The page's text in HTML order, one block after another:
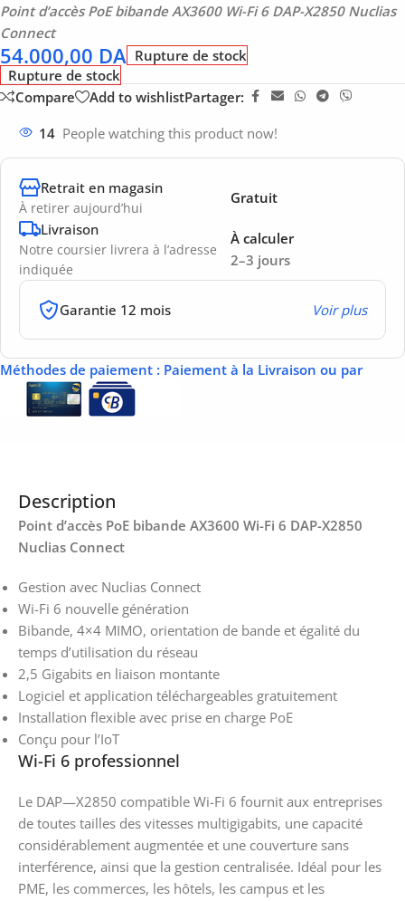
Point d’accès PoE bibande AX3600 Wi-Fi 6 DAP-X2850 Nuclias
Connect
54.000,00 DA Rupture de stock
Rupture de stock
Compare
Add to wishlistPartager:
14 People watching this product now!
Retrait en magasin
À retirer aujourd’hui
Gratuit
Livraison
Notre coursier livrera à l’adresse
indiquée
2–3 jours
À calculer
Garantie 12 mois Voir plus
Méthodes de paiement : Paiement à la Livraison ou par
Description
Point d’accès PoE bibande AX3600 Wi-Fi 6 DAP-X2850
Nuclias Connect
Gestion avec Nuclias Connect
Wi-Fi 6 nouvelle génération
Bibande, 4×4 MIMO, orientation de bande et égalité du
temps d’utilisation du réseau
2,5 Gigabits en liaison montante
Logiciel et application téléchargeables gratuitement
Installation flexible avec prise en charge PoE
Conçu pour l’IoT
Wi-Fi 6 professionnel
Le DAP—X2850 compatible Wi-Fi 6 fournit aux entreprises
de toutes tailles des vitesses multigigabits, une capacité
considérablement augmentée et une couverture sans
interférence, ainsi que la gestion centralisée. Idéal pour les
PME, les commerces, les hôtels, les campus et les